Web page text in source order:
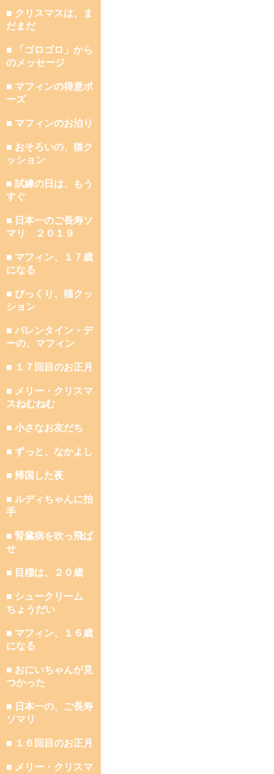
■ クリスマスは、ま
だまだ
■ 「ゴロゴロ」から
のメッセージ
■ マフィンの得意ポ
ーズ
■ マフィンのお泊り
■ おそろいの、猫ク
ッション
■ 試練の日は、もう
すぐ
■ 日本一のご長寿ソ
マリ ２０１９
■ マフィン、１７歳
になる
■ びっくり、猫クッ
ション
■ バレンタイン・デ
ーの、マフィン
■ １７回目のお正月
■ メリー・クリスマ
スねむねむ
■ 小さなお友だち
■ ずっと、なかよし
■ 帰国した夜
■ ルディちゃんに拍
手
■ 腎臓病を吹っ飛ば
せ
■ 目標は、２０歳
■ シュークリーム
ちょうだい
■ マフィン、１６歳
になる
■ おにいちゃんが見
つかった
■ 日本一の、ご長寿
ソマリ
■ １６回目のお正月
■ メリー・クリスマ